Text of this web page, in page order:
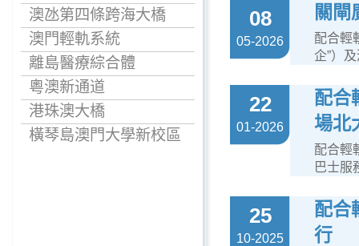
澳氹第四條跨海大橋
澳門輕軌系統
離島醫療綜合體
粵澳新通道
港珠澳大橋
橫琴島澳門大學新校區
08
05-2026
關閘
配合輕
企”）
22
01-2026
配合
場北
配合輕
巴士服
25
10-2025
配合
行